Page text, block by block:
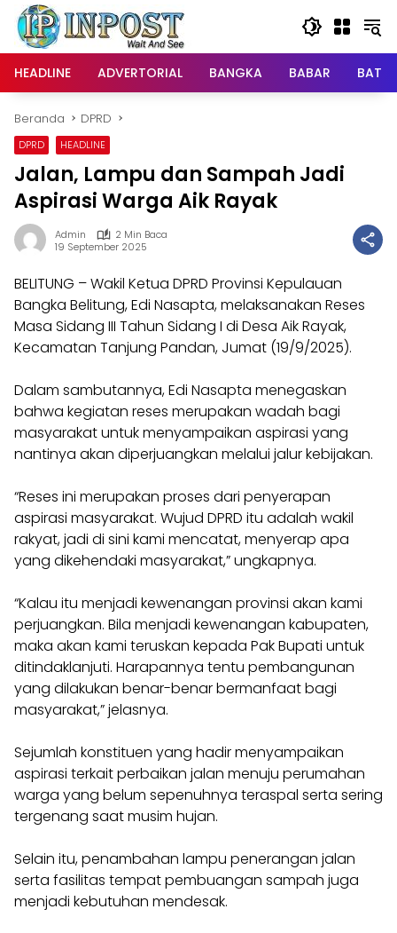
Langsung
konten
HEADLINE
ADVERTORIAL BANGKA BABAR
Beranda DPRD
DPRD HEADLINE
Jalan, Lampu dan Sampah Jadi
Aspirasi Warga Aik Rayak
Admin
2 Min Baca
19 September 2025
BELITUNG – Wakil Ketua DPRD Provinsi Kepulauan
Bangka Belitung, Edi Nasapta, melaksanakan Reses
Masa Sidang III Tahun Sidang I di Desa Aik Rayak,
Kecamatan Tanjung Pandan, Jumat (19/9/2025).
Dalam sambutannya, Edi Nasapta menegaskan
bahwa kegiatan reses merupakan wadah bagi
masyarakat untuk menyampaikan aspirasi yang
nantinya akan diperjuangkan melalui jalur kebijakan.
“Reses ini merupakan proses dari penyerapan
aspirasi masyarakat. Wujud DPRD itu adalah wakil
rakyat, jadi di sini kami mencatat, menyerap apa
yang dikehendaki masyarakat,” ungkapnya.
“Kalau itu menjadi kewenangan provinsi akan kami
perjuangkan. Bila menjadi kewenangan kabupaten,
maka akan kami teruskan kepada Pak Bupati untuk
ditindaklanjuti. Harapannya tentu pembangunan
yang dilakukan benar-benar bermanfaat bagi
masyarakat,” jelasnya.
Sejumlah konstituen yang hadir menyampaikan
aspirasi terkait perbaikan jalan menuju perumahan
warga yang belum sepenuhnya teraspal serta sering
tergenang saat musim hujan.
Selain itu, penambahan lampu penerangan jalan
serta fasilitas tempat pembuangan sampah juga
menjadi kebutuhan mendesak.